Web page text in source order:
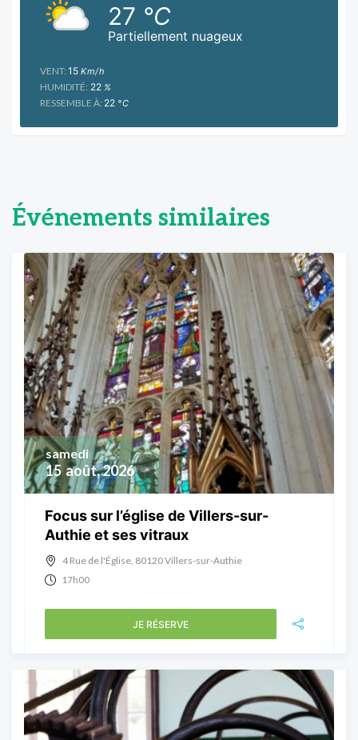
Partiellement nuageux
27 °C
VENT: 15 Km/h
HUMIDITÉ: 22 %
RESSEMBLE À: 22 °C
Événements similaires
15 août, 2026
samedi
Focus sur l’église de Villers-sur-
Authie et ses vitraux
4 Rue de l'Église, 80120 Villers-sur-Authie
17h00
JE RÉSERVE